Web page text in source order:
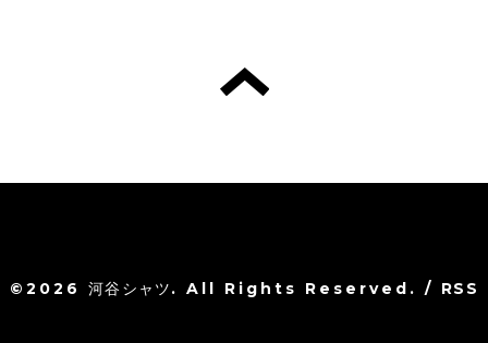
©2026河谷シャツ. All Rights Reserved. / RSS